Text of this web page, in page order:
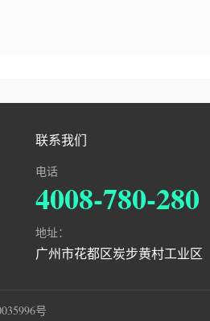
联系我们
电话
4008-780-280
地址：
广州市花都区炭步黄村工业区
号